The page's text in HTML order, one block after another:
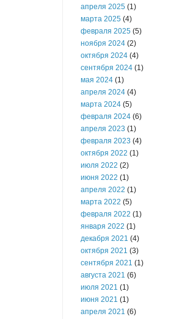
апреля 2025 (1)
марта 2025 (4)
февраля 2025 (5)
ноября 2024 (2)
октября 2024 (4)
сентября 2024 (1)
мая 2024 (1)
апреля 2024 (4)
марта 2024 (5)
февраля 2024 (6)
апреля 2023 (1)
февраля 2023 (4)
октября 2022 (1)
июля 2022 (2)
июня 2022 (1)
апреля 2022 (1)
марта 2022 (5)
февраля 2022 (1)
января 2022 (1)
декабря 2021 (4)
октября 2021 (3)
сентября 2021 (1)
августа 2021 (6)
июля 2021 (1)
июня 2021 (1)
апреля 2021 (6)